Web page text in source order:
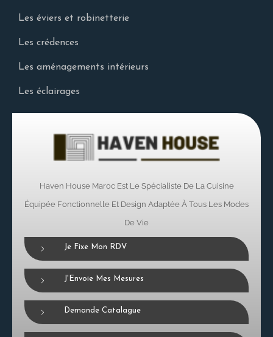
Les éviers et robinetterie
Les crédences
Les aménagements intérieurs
Les éclairages
Haven House Maroc Est Le Spécialiste De La Cuisine
Équipée Fonctionnelle Et Design Adaptée À Tous Les Modes
De Vie
Je Fixe Mon RDV
J'Envoie Mes Mesures
Demande Catalague